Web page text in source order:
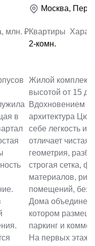
млн. ₽
в
Москва,
Квартиры
2-комн.
Жилой комплекс
высотой от 15
Вдохновением
архитектура
себе легкость и
отличает чистая
геометрия,
строгая сетка,
материалов,
помещений,
Дома
котором
паркинг и
На первых